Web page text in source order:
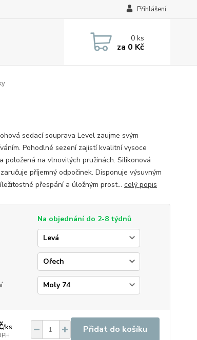
Přihlášení
0ks
za 0 Kč
sedací souprava Level zaujme svým
Pohodlné sezení zajistí kvalitní vysoce
položená na vlnovitých pružinách. Silikonová
příjemný odpočinek. Disponuje výsuvným
přespání a úložným prost... celý popis
Na objednání do 2-8 týdnů
/ks Přidat do košíku